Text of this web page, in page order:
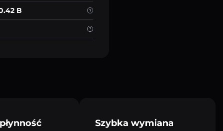
B
Szybka wymiana